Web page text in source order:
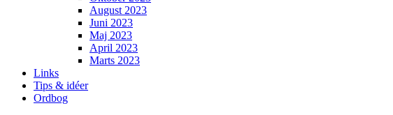
August 2023
Juni 2023
Maj 2023
April 2023
Marts 2023
Links
Tips & idéer
Ordbog